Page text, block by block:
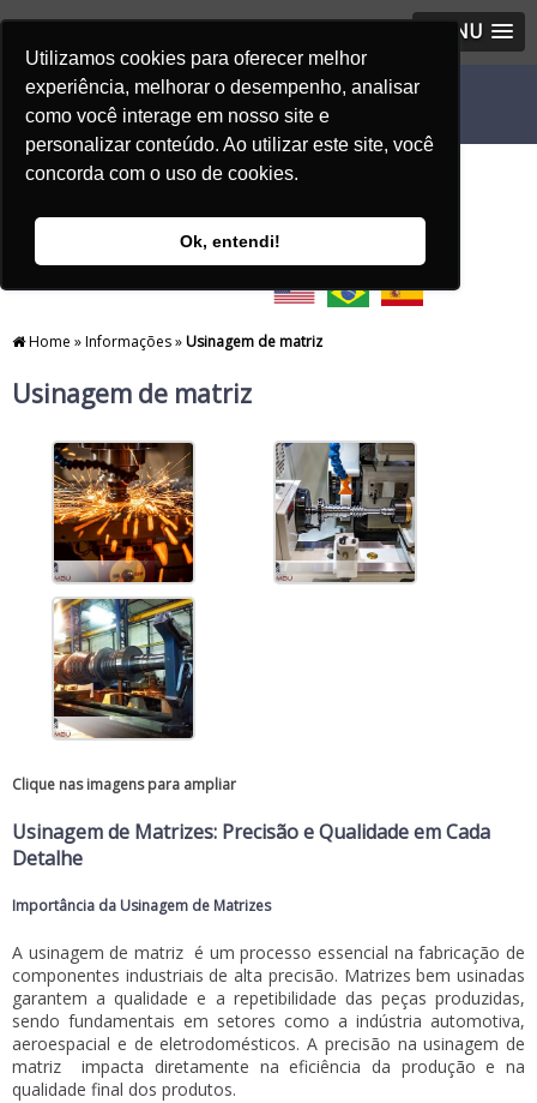
Utilizamos cookies para oferecer melhor
experiência, melhorar o desempenho, analisar
como você interage em nosso site e
personalizar conteúdo. Ao utilizar este site, você
concorda com o uso de cookies.
Ok, entendi!
MENU
Home »Informações»Usinagem de matriz
Usinagem de matriz
Clique nas imagens para ampliar
Usinagem de Matrizes: Precisão e Qualidade em Cada
Detalhe
Importância da Usinagem de Matrizes
A usinagem de matriz é um processo essencial na fabricação de
componentes industriais de alta precisão. Matrizes bem usinadas
garantem a qualidade e a repetibilidade das peças produzidas,
sendo fundamentais em setores como a indústria automotiva,
aeroespacial e de eletrodomésticos. A precisão nausinagem de
matriz
impacta diretamente na eficiência da produção e na
qualidade final dos produtos.